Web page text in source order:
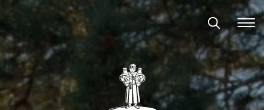
Ისტორია